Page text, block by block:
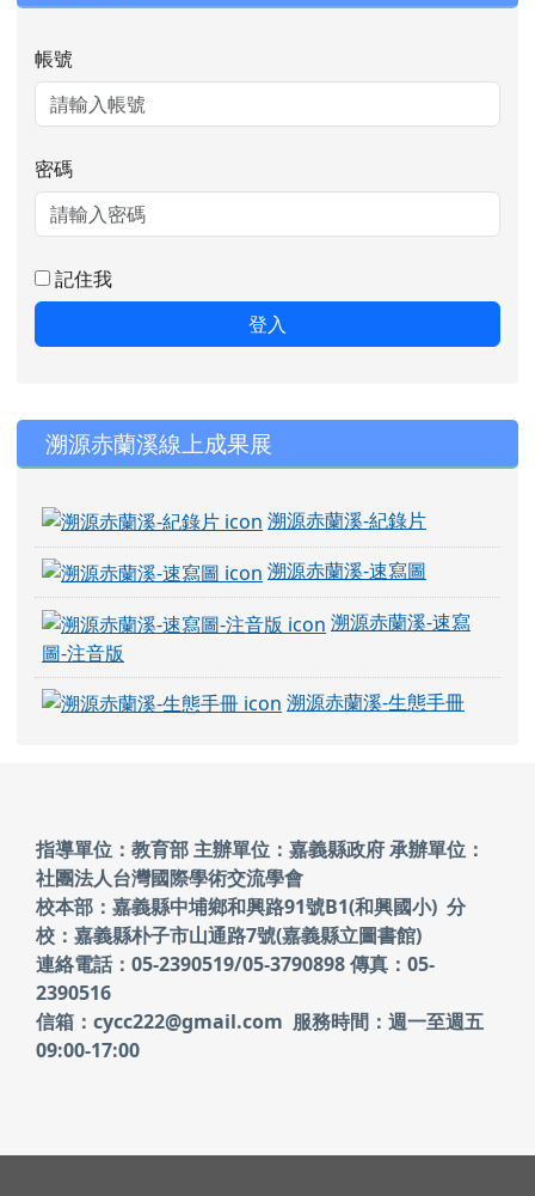
帳號
密碼
記住我
登入
右邊區域內容
溯源赤蘭溪線上成果展
溯源赤蘭溪-紀錄片
溯源赤蘭溪-速寫圖
溯源赤蘭溪-速寫
圖-注音版
溯源赤蘭溪-生態手冊
頁尾區域內容
指導單位：教育部 主辦單位：嘉義縣政府承辦單位：
社團法人台灣國際學術交流學會
校本部：嘉義縣中埔鄉和興路91號B1(和興國小) 分
校：嘉義縣朴子市山通路7號(嘉義縣立圖書館)
連絡電話：05-2390519/05-3790898 傳真：05-
2390516
信箱：cycc222@gmail.com 服務時間：週一至週五
09:00-17:00